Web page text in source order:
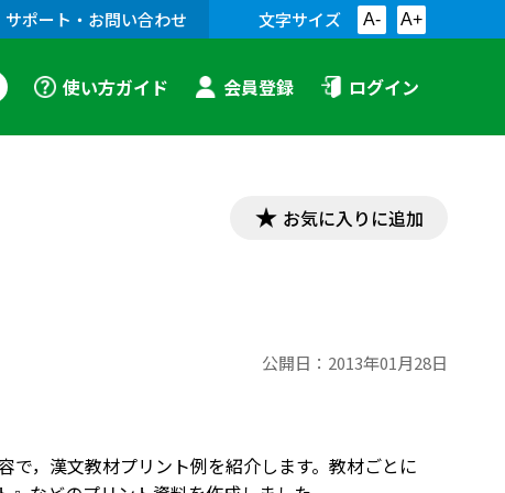
サポート・お問い合わせ 文字サイズ A- A+
使い方ガイド 会員登録 ログイン
お気に入りに追加
公開日： 2013年01月28日
，漢文教材プリント例を紹介します。教材ごとに